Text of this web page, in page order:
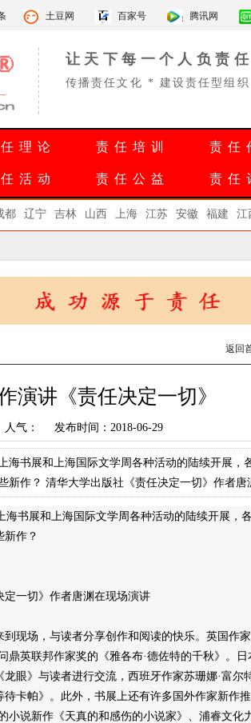
土豆网 百家号 腾讯网
让天下每一个人负责任
传播责任文化 * 建设责任型组织
理论 责任培训 责任
活动 责任公益 责任
都 辽宁 吉林 山西 上海 江苏 安徽 福建 江
返回
演讲《责任决定一切》
气： 发布时间：2018-06-29
海书展和上海国际文学周各种活动的陆续开展，
新作？ 清华大学出版社《责任决定一切》作者唐
书展和上海国际文学周各种活动的陆续开展，
新作？
一切》作者唐渊在现场演讲
现场，与读者分享创作和阅读的快乐。英国作
鼎英联邦作家奖的《雅各布·德佐特的千秋》。日
眼》与读者进行交流，西班牙作家苏珊娜·富尔
卡帕》。此外，书展上还有许多国外作家新作推
小说新作《天真的和感伤的小说家》、浦睿文化